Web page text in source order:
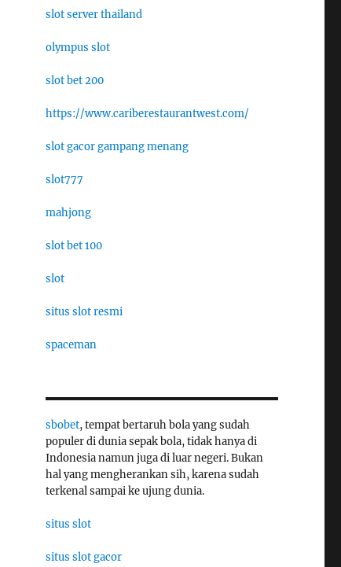
slot server thailand
olympus slot
slot bet 200
https://www.cariberestaurantwest.com/
slot gacor gampang menang
slot777
mahjong
slot bet 100
slot
situs slot resmi
spaceman
sbobet, tempat bertaruh bola yang sudah
populer di dunia sepak bola, tidak hanya di
Indonesia namun juga di luar negeri. Bukan
hal yang mengherankan sih, karena sudah
terkenal sampai ke ujung dunia.
situs slot
situs slot gacor